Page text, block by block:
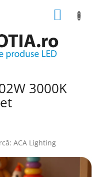
COŞ
3000K
ACA Lighting